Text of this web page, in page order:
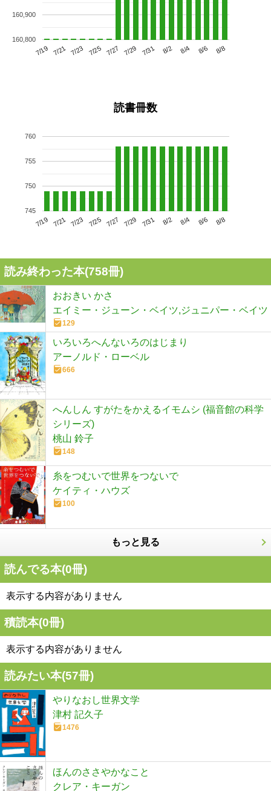
7/19 7/21 7/23 7/25 7/27 7/29 7/31 8/2 8/4 8/6 8/8
160,800
160,900
読書冊数
7/19 7/21 7/23 7/25 7/27 7/29 7/31 8/2 8/4 8/6 8/8
745
750
755
760
読み終わった本(758冊)
おおきい かさ
エイミー・ジューン・ベイツ,ジュニパー・ベイツ
129
いろいろへんないろのはじまり
アーノルド・ローベル
666
へんしん すがたをかえるイモムシ (福音館の科学
シリーズ)
桃山 鈴子
148
糸をつむいで世界をつないで
ケイティ・ハウズ
100
もっと見る
読んでる本(0冊)
表示する内容がありません
積読本(0冊)
表示する内容がありません
読みたい本(57冊)
やりなおし世界文学
津村 記久子
1476
ほんのささやかなこと
クレア・キーガン